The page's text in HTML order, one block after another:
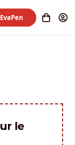
le